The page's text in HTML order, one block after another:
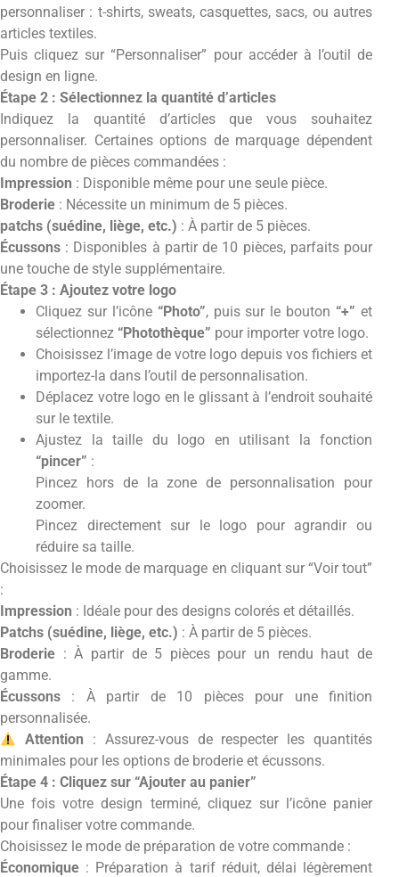
personnaliser : t-shirts, sweats, casquettes, sacs, ou autres
articles textiles.
Puis cliquez sur “Personnaliser” pour accéder à l’outil de
design en ligne.
Étape 2 : Sélectionnez la quantité d’articles
Indiquez la quantité d’articles que vous souhaitez
personnaliser. Certaines options de marquage dépendent
du nombre de pièces commandées :
Impression : Disponible même pour une seule pièce.
Broderie : Nécessite un minimum de 5 pièces.
patchs (suédine, liège, etc.) : À partir de 5 pièces.
Écussons : Disponibles à partir de 10 pièces, parfaits pour
une touche de style supplémentaire.
Étape 3 : Ajoutez votre logo
Cliquez sur l’icône “Photo”, puis sur le bouton “+” et
sélectionnez “Photothèque” pour importer votre logo.
Choisissez l’image de votre logo depuis vos fichiers et
importez-la dans l’outil de personnalisation.
Déplacez votre logo en le glissant à l’endroit souhaité
sur le textile.
Ajustez la taille du logo en utilisant la fonction
“pincer” :
Pincez hors de la zone de personnalisation pour
zoomer.
Pincez directement sur le logo pour agrandir ou
réduire sa taille.
Choisissez le mode de marquage en cliquant sur “Voir tout”
:
Impression : Idéale pour des designs colorés et détaillés.
Patchs (suédine, liège, etc.) : À partir de 5 pièces.
Broderie : À partir de 5 pièces pour un rendu haut de
gamme.
Écussons : À partir de 10 pièces pour une finition
personnalisée.
Attention : Assurez-vous de respecter les quantités
minimales pour les options de broderie et écussons.
Étape 4 : Cliquez sur “Ajouter au panier”
Une fois votre design terminé, cliquez sur l’icône panier
pour finaliser votre commande.
Choisissez le mode de préparation de votre commande :
Économique : Préparation à tarif réduit, délai légèrement